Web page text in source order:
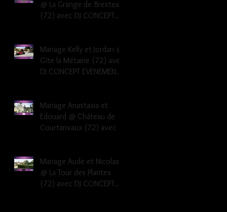
@ La Grange de Bresteau
(72) avec DJ CONCEPT
Mariage Kelly et Jordan @
Gîte la Métairie (72) avec
DJ CONCEPT EVENEMENTS
Mariage Anastasia et
Edouard @ Château de
Courtanvaux (72) avec DJ
Mariage Aude et Nicolas
@ La Tour des Plantes
(72) avec DJ CONCEPT